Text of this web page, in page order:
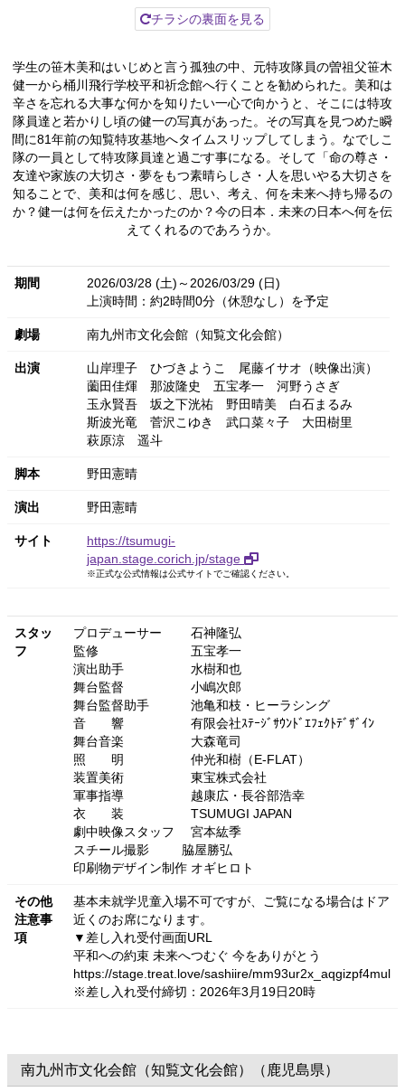
チラシの裏面を見る
学生の笹木美和はいじめと言う孤独の中、元特攻隊員の曽祖父笹木
健一から桶川飛行学校平和祈念館へ行くことを勧められた。美和は
辛さを忘れる大事な何かを知りたい一心で向かうと、そこには特攻
隊員達と若かりし頃の健一の写真があった。その写真を見つめた瞬
間に81年前の知覧特攻基地へタイムスリップしてしまう。なでしこ
隊の一員として特攻隊員達と過ごす事になる。そして「命の尊さ・
友達や家族の大切さ・夢をもつ素晴らしさ・人を思いやる大切さを
知ることで、美和は何を感じ、思い、考え、何を未来へ持ち帰るの
か？健一は何を伝えたかったのか？今の日本．未来の日本へ何を伝
えてくれるのであろうか。
期間
2026/03/28 (土)～2026/03/29 (日)
上演時間：約2時間0分（休憩なし）を予定
劇場 南九州市文化会館（知覧文化会館）
出演 山岸理子 ひづきようこ
尾藤イサオ（映像出演）
薗田佳煇
那波隆史 五宝孝一
河野うさぎ
玉永賢吾
坂之下洸祐 野田晴美
白石まるみ
斯波光竜
菅沢こゆき 武口菜々子
大田樹里
萩原涼
遥斗
脚本 野田憲晴
演出 野田憲晴
サイト
https://tsumugi-
japan.stage.corich.jp/stage
※正式な公式情報は公式サイトでご確認ください。
スタッ
フ
プロデューサー 石神隆弘
監修 五宝孝一
演出助手 水樹和也
舞台監督 小嶋次郎
舞台監督助手 池亀和枝・ヒーラシング
音 響 有限会社ｽﾃｰｼﾞｻｳﾝﾄﾞｴﾌｪｸﾄﾃﾞｻﾞｲﾝ
舞台音楽 大森竜司
照 明 仲光和樹（E-FLAT）
装置美術 東宝株式会社
軍事指導 越康広・長谷部浩幸
衣 装 TSUMUGI JAPAN
劇中映像スタッフ 宮本紘季
スチール撮影 脇屋勝弘
印刷物デザイン制作 オギヒロト
その他
注意事
項
基本未就学児童入場不可ですが、ご覧になる場合はドア
近くのお席になります。
▼差し入れ受付画面URL
平和への約束 未来へつむぐ 今をありがとう
https://stage.treat.love/sashiire/mm93ur2x_aqgizpf4mul
※差し入れ受付締切：2026年3月19日20時
南九州市文化会館（知覧文化会館）（鹿児島県）